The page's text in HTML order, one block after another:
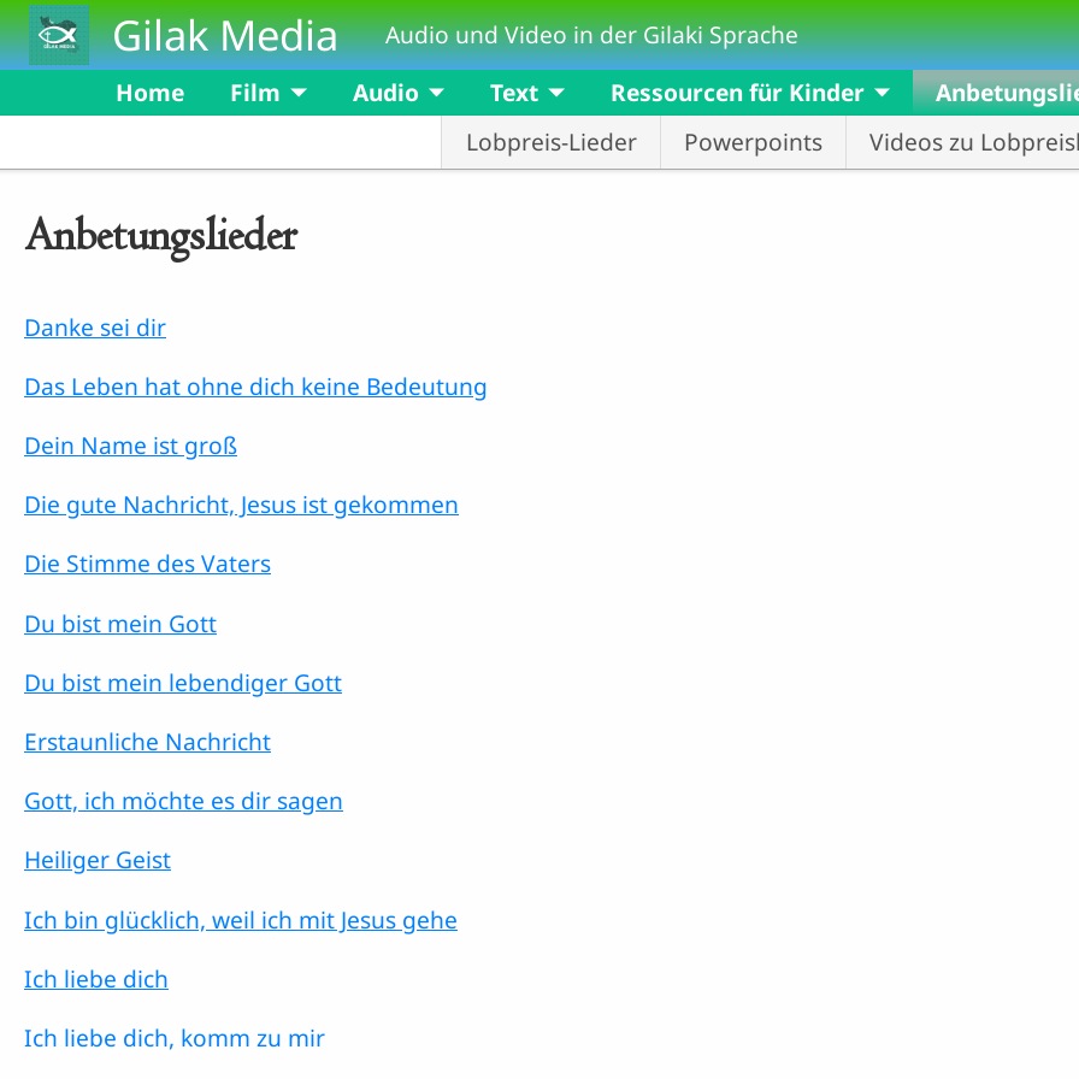
Skip to main contentGilak Media Audio und Video in der Gilaki Sprache
Home Film Audio Text Ressourcen für Kinder
Lobpreis-Lieder
Powerpoints Videos zu
Anbetungslieder
Danke sei dir
Das Leben hat ohne dich keine Bedeutung
Dein Name ist groß
Die gute Nachricht, Jesus ist gekommen
Die Stimme des Vaters
Du bist mein Gott
Du bist mein lebendiger Gott
Erstaunliche Nachricht
Gott, ich möchte es dir sagen
Heiliger Geist
Ich bin glücklich, weil ich mit Jesus gehe
Ich liebe dich
Ich liebe dich, komm zu mir